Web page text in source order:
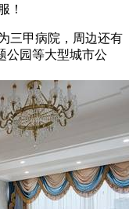
！
甲病院，周边还有
公园等大型城市公